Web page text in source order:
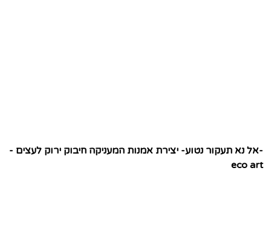
-אל נא תעקור נטוע- יצירת אמנות המעניקה חיבוק ירוק לעצים -
eco art